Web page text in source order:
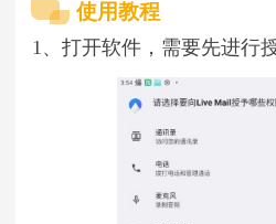
使用教程
1、打开软件，需要先进行